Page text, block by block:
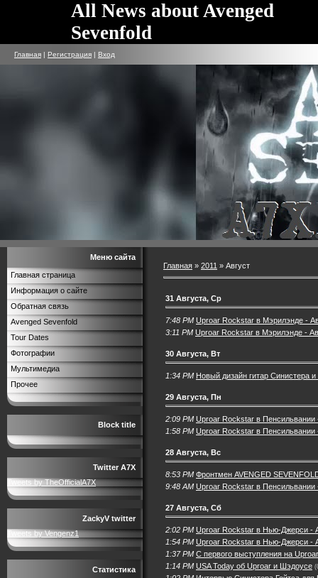
All News about Avenged
Sevenfold
Главная | Регистрация | Вход
Меню сайта
Главная страница
Информация о сайте
Обратная связь
Avenged Sevenfold
Tour Dates
Фотографии
Мультимедиа
Прочее
Block title
Twitter A7X
Tweets by TheOfficialA7X
ZackyV twitter
Tweets by Vengenz1
Статистика
Главная » 2011 » Август
31 Августа, Ср
7:48 PM Uproar Rockstar в Мэрилэнде -
3:11 PM Uproar Rockstar в Мэрилэнде -
30 Августа, Вт
1:34 PM Новый дизайн гитар Синистера и
29 Августа, Пн
2:09 PM Uproar Rockstar в Пенсильвании
1:58 PM Uproar Rockstar в Пенсильвании
28 Августа, Вс
8:53 PM Фронтмен AVENGED
9:48 AM Uproar Rockstar в Пенсильвании
27 Августа, Сб
2:02 PM Uproar Rockstar в Нью-Джерси -
1:54 PM Uproar Rockstar в Нью-Джерси -
1:37 PM С первого выступления на
1:14 PM USA Today об Uproar и Шэдоусе